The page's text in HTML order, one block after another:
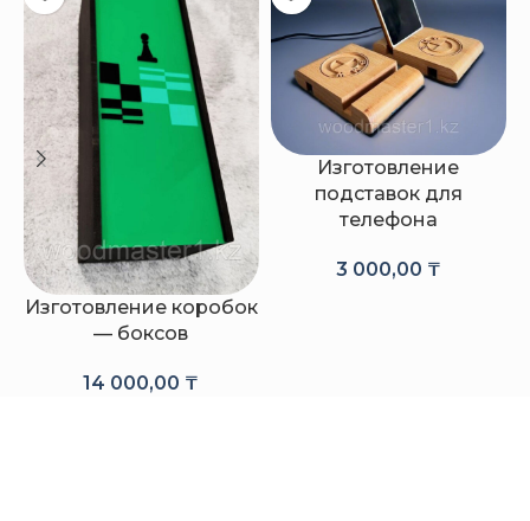
Изготовление коробок
— боксов
14 000,00 ₸
Изготовление
подставок для
телефона
3 000,00 ₸